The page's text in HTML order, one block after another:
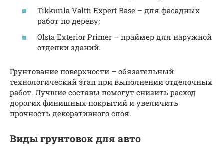
Tikkurila Valtti Expert Base – для фасадных
работ по дереву;
Olsta Exterior Primer – праймер для наружной
отделки зданий.
Грунтование поверхности – обязательный
технологический этап при выполнении отделочных
работ. Лучшие составы помогут снизить расход
дорогих финишных покрытий и увеличить
прочность декоративного слоя.
Виды грунтовок для авто